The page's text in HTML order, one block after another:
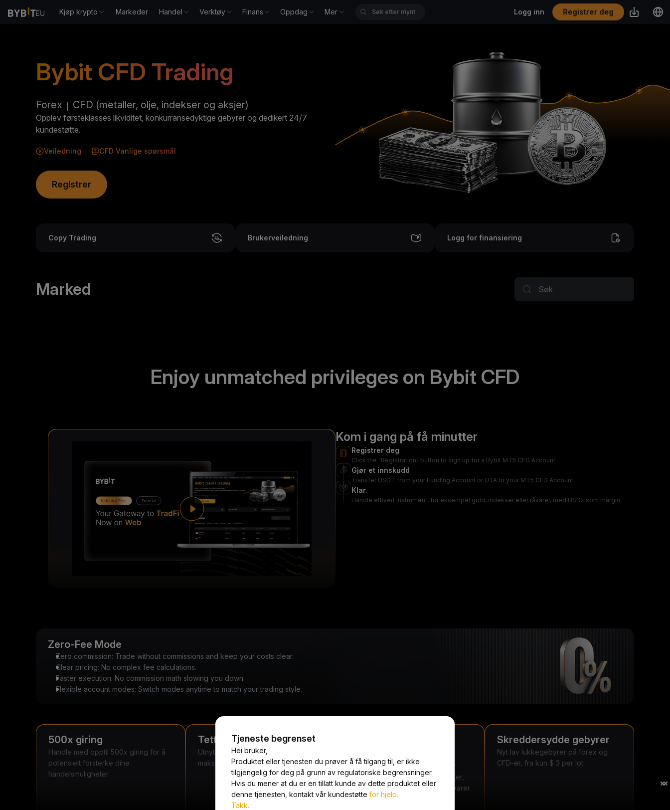
Tjeneste begrenset
Hei bruker,
Produktet eller tjenesten du prøver å få tilgang til, er ikke
tilgjengelig for deg på grunn av regulatoriske begrensninger.
Hvis du mener at du er en tillatt kunde av dette produktet eller
denne tjenesten, kontakt vår kundestøtte for hjelp.
Takk.
Kjøp krypto Markeder Handel Verktøy Finans Oppdag Mer Logg inn Registrer deg
Bybit CFD Trading
Forex CFD (metaller, olje, indekser og aksjer)
Opplev førsteklasses likviditet, konkurransedyktige gebyrer og dedikert 24/7
kundestøtte.
Veiledning CFD Vanlige spørsmål
Registrer
Copy Trading Brukerveiledning Logg for finansiering
Marked
Enjoy unmatched privileges on Bybit CFD
Kom i gang på få minutter
Registrer deg
Click the "Registration" button to sign up for a Bybit MT5 CFD Account
Gjør et innskudd
Transfer USDT from your Funding Account or UTA to your MT5 CFD Account.
Klar.
Handle ethvert instrument, for eksempel gold, indekser eller råvarer, med USDx som margin.
Zero-Fee Mode
Zero commission: Trade without commissions and keep your costs clear.
Clear pricing: No complex fee calculations.
Faster execution: No commission math slowing you down.
Flexible account modes: Switch modes anytime to match your trading style.
500x giring
Handle med opptil 500x giring for å
potensielt forsterke dine
handelsmuligheter.
Tette spreads
Utnytt de laveste spreadene for å
maksimere din potensielle avkastning.
Bybits Derivatives-plattform tilbyr
omfattende finansielle instrumenter,
inkludert valuta, kryptovaluta, råvarer
og aksjeindekser.
Skreddersydde gebyrer
Nyt lav lukkegebyrer på forex og
CFD-er, fra kun $ 3 per lot.